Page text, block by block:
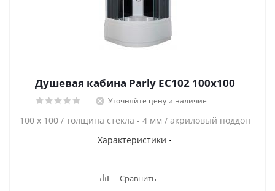
Душевая кабина Parly EC102 100x100
Уточняйте цену и наличие
100 х 100 / толщина стекла - 4 мм / акриловый поддон
Характеристики
Сравнить